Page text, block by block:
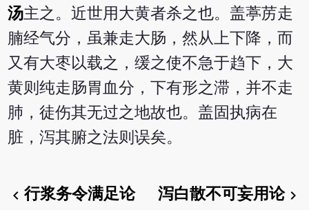
汤主之。近世用大黄者杀之也。盖葶苈走
腩经气分，虽兼走大肠，然从上下降，而
又有大枣以载之，缓之使不急于趋下，大
黄则纯走肠胃血分，下有形之滞，并不走
肺，徒伤其无过之地故也。盖固执病在
脏，泻其腑之法则误矣。
chevron_left行浆务令满足论 泻白散不可妄用论chevron_right